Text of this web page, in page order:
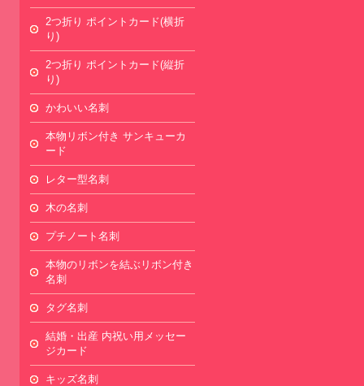
2つ折り ポイントカード(横折
り)
2つ折り ポイントカード(縦折
り)
かわいい名刺
本物リボン付き サンキューカ
ード
レター型名刺
木の名刺
プチノート名刺
本物のリボンを結ぶリボン付き
名刺
タグ名刺
結婚・出産 内祝い用メッセー
ジカード
キッズ名刺